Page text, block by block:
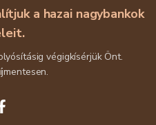
a hazai nagybankok
végigkísérjük Önt.